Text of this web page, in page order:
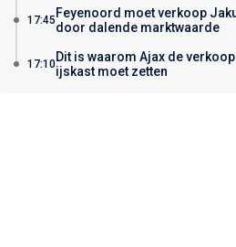
17:45 Feyenoord moet verkoop
door dalende marktwaarde
17:10Dit is waarom Ajax de
ijskast moet zetten